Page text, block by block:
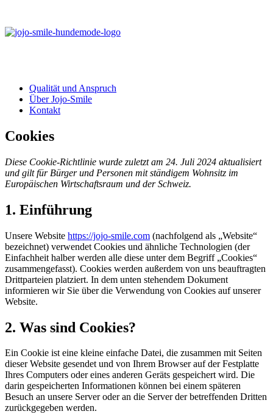
Qualität und Anspruch
Über Jojo-Smile
Kontakt
Cookies
Diese Cookie-Richtlinie wurde zuletzt am 24. Juli 2024 aktualisiert
und gilt für Bürger und Personen mit ständigem Wohnsitz im
Europäischen Wirtschaftsraum und der Schweiz.
1. Einführung
Unsere Website https://jojo-smile.com (nachfolgend als „Website“
bezeichnet) verwendet Cookies und ähnliche Technologien (der
Einfachheit halber werden alle diese unter dem Begriff „Cookies“
zusammengefasst). Cookies werden außerdem von uns beauftragten
Drittparteien platziert. In dem unten stehendem Dokument
informieren wir Sie über die Verwendung von Cookies auf unserer
Website.
2. Was sind Cookies?
Ein Cookie ist eine kleine einfache Datei, die zusammen mit Seiten
dieser Website gesendet und von Ihrem Browser auf der Festplatte
Ihres Computers oder eines anderen Geräts gespeichert wird. Die
darin gespeicherten Informationen können bei einem späteren
Besuch an unsere Server oder an die Server der betreffenden Dritten
zurückgegeben werden.